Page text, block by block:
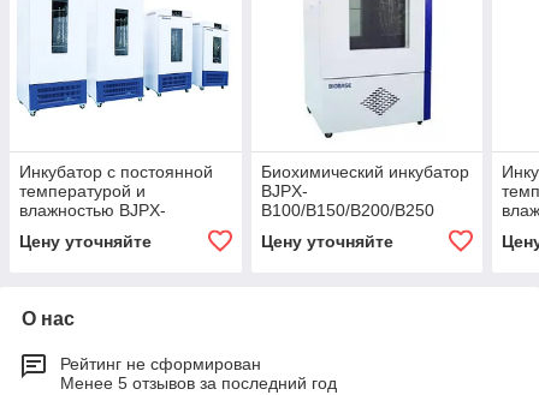
Инкубатор с постоянной
температурой и
влажностью BJPX-
BJPX-HT300 BJPX-HT400
Цену уточняйте
Биохимический инкубатор
BJPX-
B100/B150/B200/B250
Цену уточняйте
О нас
Рейтинг не сформирован
Менее 5 отзывов за последний год